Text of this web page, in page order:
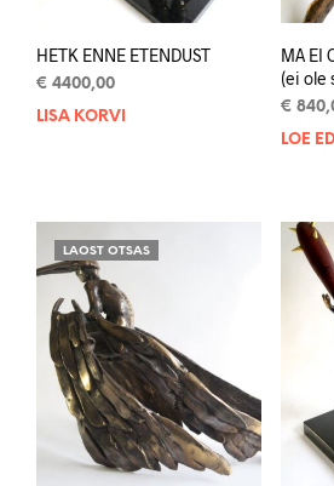
HETK ENNE ETENDUST
€ 4400,00
LISA KORVI
MA EI
(ei ole
€
LOE
LAOST OTSAS